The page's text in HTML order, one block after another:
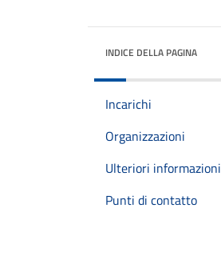
INDICE DELLA PAGINA
Incarichi
Organizzazioni
Ulteriori informazioni
Punti di contatto